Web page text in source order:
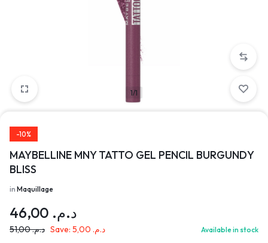
1/1
-10%
MAYBELLINE MNY TATTO GEL PENCIL BURGUNDY
BLISS
in Maquillage
د.م.
د.م.51,00 Save: د.م. Available in stock